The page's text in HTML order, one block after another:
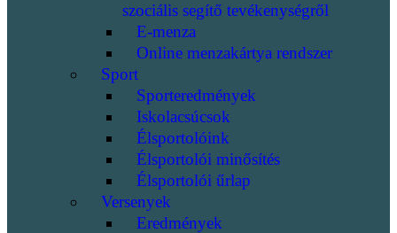
szociális segítő tevékenységről
E-menza
Online menzakártya rendszer
Sport
Sporteredmények
Iskolacsúcsok
Élsportolóink
Élsportolói minősítés
Élsportolói űrlap
Versenyek
Eredmények